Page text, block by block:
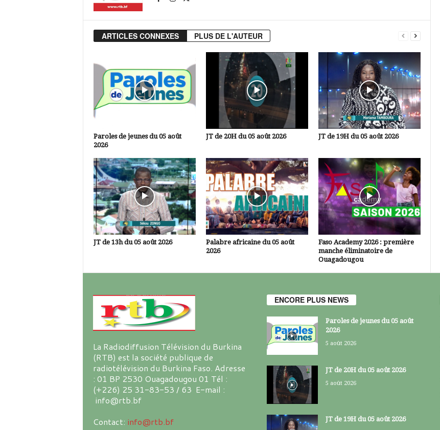
ARTICLES CONNEXES PLUS DE L'AUTEUR
Paroles de jeunes du 05 août
2026
JT de 20H du 05 août 2026 JT de 19H du 05 août 2026
JT de 13h du 05 août 2026
Palabre africaine du 05 août
2026
Faso Academy 2026 : première
manche éliminatoire de
Ouagadougou
La Radiodiffusion Télévision du Burkina
(RTB) est la société publique de
radiotélévision du Burkina Faso. Adresse
: 01 BP 2530 Ouagadougou 01 Tél :
(+226) 25 31-83-53 / 63 E-mail :
info@rtb.bf
Contact: info@rtb.bf
ENCORE PLUS NEWS
Paroles de jeunes du 05 août
2026
5 août 2026
JT de 20H du 05 août 2026
5 août 2026
JT de 19H du 05 août 2026